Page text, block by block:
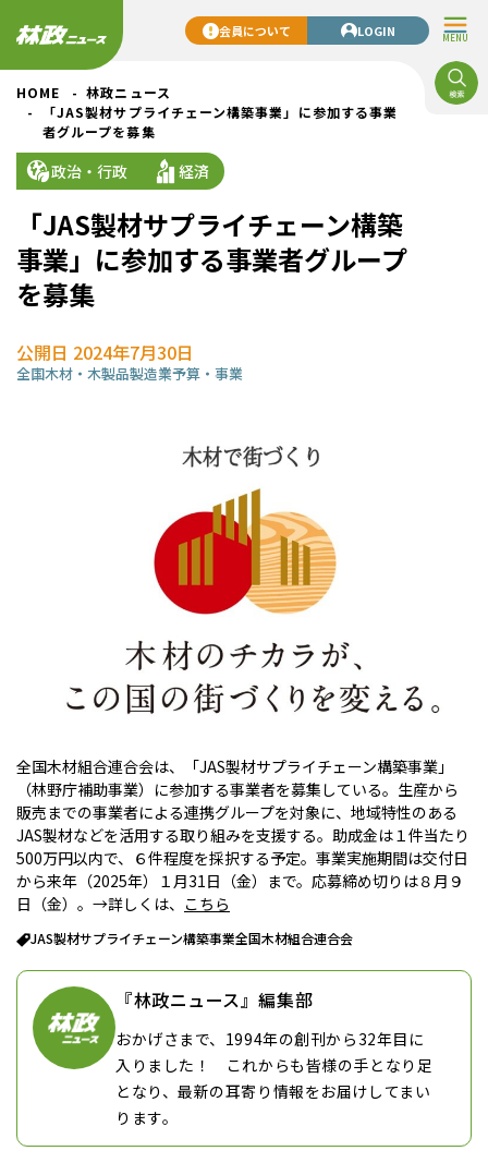
MENU
会員について LOGIN
HOME
林政ニュース
「JAS製材サプライチェーン構築事業」に参加する事業
者グループを募集
政治・行政 経済
「JAS製材サプライチェーン構築
事業」に参加する事業者グループ
を募集
公開日 2024年7月30日
全国木材・木製品製造業予算・事業
全国木材組合連合会は、「JAS製材サプライチェーン構築事業」
（林野庁補助事業）に参加する事業者を募集している。生産から
販売までの事業者による連携グループを対象に、地域特性のある
JAS製材などを活用する取り組みを支援する。助成金は１件当たり
500万円以内で、６件程度を採択する予定。事業実施期間は交付日
から来年（2025年）１月31日（金）まで。応募締め切りは８月９
日（金）。→詳しくは、 こちら
JAS製材サプライチェーン構築事業全国木材組合連合会
『林政ニュース』編集部
おかげさまで、1994年の創刊から32年目に
入りました！ これからも皆様の手となり足
となり、最新の耳寄り情報をお届けしてまい
ります。